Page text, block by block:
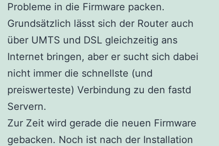
Probleme in die Firmware packen.
Grundsätzlich lässt sich der Router auch
über UMTS und DSL gleichzeitig ans
Internet bringen, aber er sucht sich dabei
nicht immer die schnellste (und
preiswerteste) Verbindung zu den fastd
Servern.
Zur Zeit wird gerade die neuen Firmware
gebacken. Noch ist nach der Installation